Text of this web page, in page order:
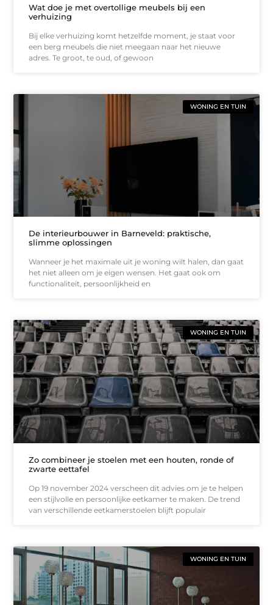
Wat doe je met overtollige meubels bij een
verhuizing
Bij elke verhuizing komt hetzelfde moment, je staat voor
een berg meubels die niet meegaan naar het nieuwe
adres. Te groot, te oud, of gewoon
WONING EN TUIN
De interieurbouwer in Barneveld: praktische,
slimme oplossingen
Wanneer je het maximale uit je woning wilt halen, dan gaat
het niet alleen om je eigen wensen. Het gaat ook om
functionaliteit, persoonlijkheid en
WONING EN TUIN
Zo combineer je stoelen met een houten, ronde of
zwarte eettafel
Op 19 november 2024 verscheen dit advies om je te helpen
een stijlvolle en persoonlijke eetkamer te maken. De trend
van verschillende eetkamerstoelen blijft populair
WONING EN TUIN